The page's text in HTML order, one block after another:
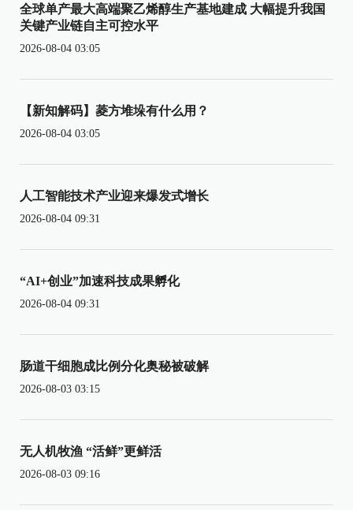
全球单产最大高端聚乙烯醇生产基地建成 大幅提升我国
关键产业链自主可控水平
2026-08-04 03:05
【新知解码】菱方堆垛有什么用？
2026-08-04 03:05
人工智能技术产业迎来爆发式增长
2026-08-04 09:31
“AI+创业”加速科技成果孵化
2026-08-04 09:31
肠道干细胞成比例分化奥秘被破解
2026-08-03 03:15
无人机牧渔 “活鲜”更鲜活
2026-08-03 09:16